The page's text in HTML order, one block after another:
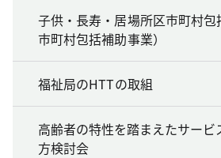
子供・長寿・居場所区市町村
市町村包括補助事業）
福祉局のHTTの取組
高齢者の特性を踏まえたサービ
方検討会